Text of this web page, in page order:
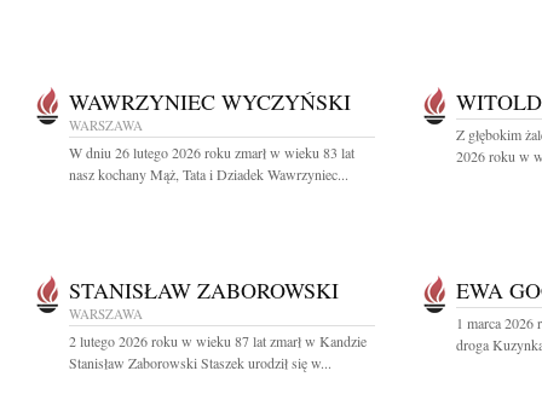
WAWRZYNIEC WYCZYŃSKI
WARSZAWA
W dniu 26 lutego 2026 roku zmarł w wieku 83 lat
nasz kochany Mąż, Tata i Dziadek Wawrzyniec...
Z głębokim
2026 roku w
STANISŁAW ZABOROWSKI
WARSZAWA
2 lutego 2026 roku w wieku 87 lat zmarł w Kandzie
Stanisław Zaborowski Staszek urodził się w...
EWA
1 marca 2026
droga